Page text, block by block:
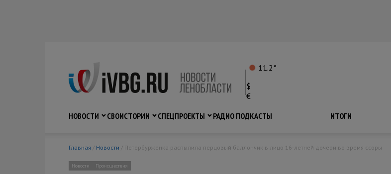
11.2°
$
€
НОВОСТИ
СВОИСТОРИИ СПЕЦПРОЕКТЫ РАДИО ПОДКАСТЫ ИТОГИ
Главная / Новости / Петербурженка распылила перцовый баллончик в лицо 16-летней дочери во время ссоры
Новости Происшествия